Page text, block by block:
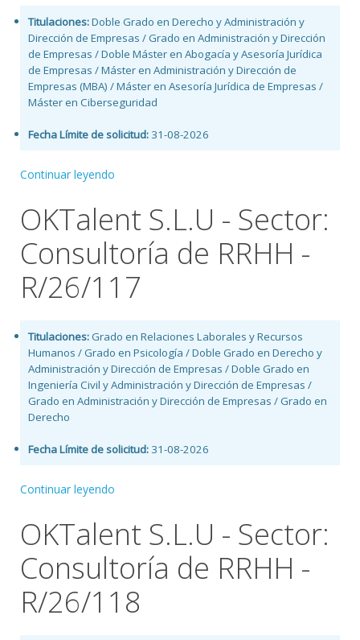
Titulaciones:Doble Grado en Derecho y Administración y
Dirección de Empresas / Grado en Administración y Dirección
de Empresas / Doble Máster en Abogacía y Asesoría Jurídica
de Empresas / Máster en Administración y Dirección de
Empresas (MBA) / Máster en Asesoría Jurídica de Empresas /
Máster en Ciberseguridad
Fecha Límite de solicitud: 31-08-2026
Continuar leyendo
OKTalent S.L.U - Sector:
Consultoría de RRHH -
R/26/117
Titulaciones:Grado en Relaciones Laborales y Recursos
Humanos / Grado en Psicología / Doble Grado en Derecho y
Administración y Dirección de Empresas / Doble Grado en
Ingeniería Civil y Administración y Dirección de Empresas /
Grado en Administración y Dirección de Empresas / Grado en
Derecho
Fecha Límite de solicitud: 31-08-2026
Continuar leyendo
OKTalent S.L.U - Sector:
Consultoría de RRHH -
R/26/118